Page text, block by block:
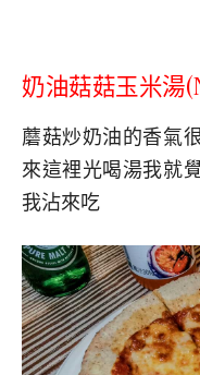
奶油菇菇玉米湯
蘑菇炒奶油的香氣
來這裡光喝湯我就
我沾來吃